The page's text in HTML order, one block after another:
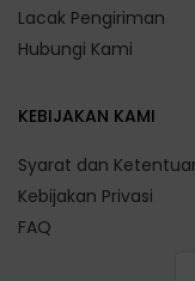
Lacak Pengiriman
Hubungi Kami
KEBIJAKAN KAMI
Syarat dan
Kebijakan Privasi
FAQ